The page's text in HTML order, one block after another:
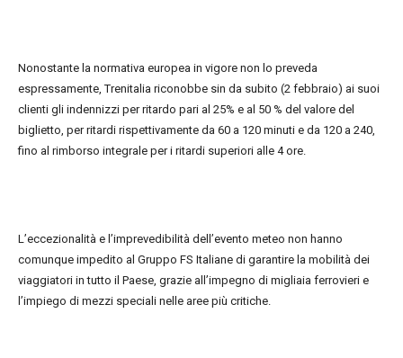
Nonostante la normativa europea in vigore non lo preveda
espressamente, Trenitalia riconobbe sin da subito (2 febbraio) ai suoi
clienti gli indennizzi per ritardo pari al 25% e al 50 % del valore del
biglietto, per ritardi rispettivamente da 60 a 120 minuti e da 120 a 240,
fino al rimborso integrale per i ritardi superiori alle 4 ore.
L’eccezionalità e l’imprevedibilità dell’evento meteo non hanno
comunque impedito al Gruppo FS Italiane di garantire la mobilità dei
viaggiatori in tutto il Paese, grazie all’impegno di migliaia ferrovieri e
l’impiego di mezzi speciali nelle aree più critiche.